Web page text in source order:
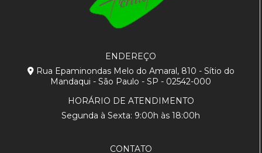
ENDEREÇO
Rua Epaminondas Melo do Amaral, 810 - Sítio do
Mandaqui - São Paulo - SP - 02542-000
HORÁRIO DE ATENDIMENTO
Segunda à Sexta: 9:00h às 18:00h
CONTATO